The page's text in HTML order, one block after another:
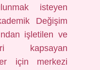
isteyen
Değişim
işletilen ve
kapsayan
için merkezi